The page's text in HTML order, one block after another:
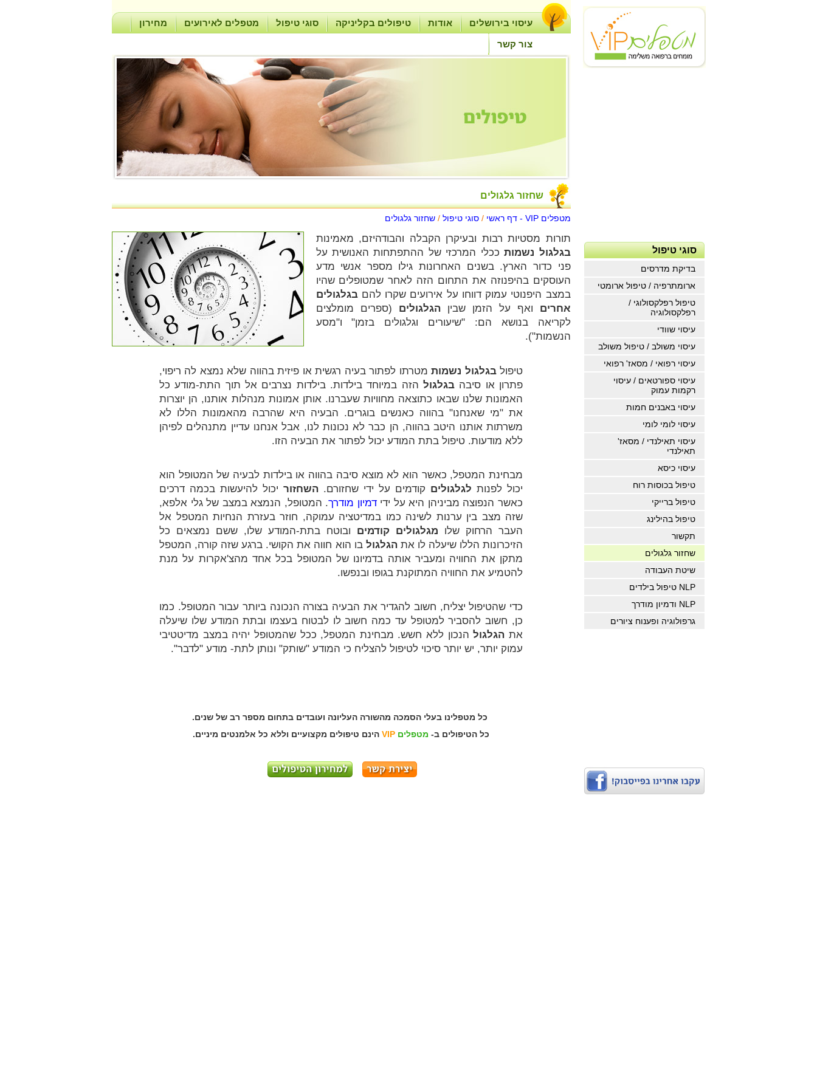
סוגי טיפול
בדיקת מדרסים
ארומתרפיה / טיפול ארומטי
טיפול רפלקסולוגי /
רפלקסולוגיה
עיסוי שוודי
עיסוי משולב / טיפול משולב
עיסוי רפואי / מסאז' רפואי
עיסוי ספורטאים / עיסוי
רקמות עמוק
עיסוי באבנים חמות
עיסוי לומי לומי
עיסוי תאילנדי / מסאז'
תאילנדי
עיסוי כיסא
טיפול בכוסות רוח
טיפול ברייקי
טיפול בהילינג
תקשור
שחזור גלגולים
שיטת העבודה
NLP טיפול בילדים
NLP ודמיון מודרך
גרפולוגיה ופענוח ציורים
עיסוי בירושלים אודות טיפולים בקליניקה סוגי טיפול מטפלים לאירועים מחירון
צור קשר
שחזור גלגולים
מטפלים VIP - דף ראשי /סוגי טיפול /שחזור גלגולים
תורות מסטיות רבות ובעיקרן הקבלה והבודהיזם, מאמינות
בגלגול נשמות ככלי המרכזי של ההתפתחות האנושית על
פני כדור הארץ. בשנים האחרונות גילו מספר אנשי מדע
העוסקים בהיפנוזה את התחום הזה לאחר שמטופלים שהיו
במצב היפנוטי עמוק דווחו על אירועים שקרו להםבגלגולים
אחרים ואף על הזמן שביןהגלגולים (ספרים מומלצים
לקריאה בנושא הם: "שיעורים וגלגולים בזמן" ו"מסע
הנשמות").
טיפולבגלגול נשמות מטרתו לפתור בעיה רגשית או פיזית בהווה שלא נמצא לה ריפוי,
פתרון או סיבה בגלגול הזה במיוחד בילדות. בילדות נצרבים אל תוך התת-מודע כל
האמונות שלנו שבאו כתוצאה מחוויות שעברנו. אותן אמונות מנהלות אותנו, הן יוצרות
את "מי שאנחנו" בהווה כאנשים בוגרים. הבעיה היא שהרבה מהאמונות הללו לא
משרתות אותנו היטב בהווה, הן כבר לא נכונות לנו, אבל אנחנו עדיין מתנהלים לפיהן
ללא מודעות. טיפול בתת המודע יכול לפתור את הבעיה הזו.
מבחינת המטפל, כאשר הוא לא מוצא סיבה בהווה או בילדות לבעיה של המטופל הוא
יכול לפנות לגלגולים קודמים על ידי שחזורם. השחזור יכול להיעשות בכמה דרכים
כאשר הנפוצה מביניהן היא על ידידמיון מודרך. המטופל, הנמצא במצב של גלי אלפא,
שזה מצב בין ערנות לשינה כמו במדיטציה עמוקה, חוזר בעזרת הנחיות המטפל אל
העבר הרחוק שלו מגלגולים קודמים ובוטח בתת-המודע שלו, ששם נמצאים כל
הזיכרונות הללו שיעלה לו אתהגלגול בו הוא חווה את הקושי. ברגע שזה קורה, המטפל
מתקן את החוויה ומעביר אותה בדמיונו של המטופל בכל אחד מהצ'אקרות על מנת
להטמיע את החוויה המתוקנת בגופו ובנפשו.
כדי שהטיפול יצליח, חשוב להגדיר את הבעיה בצורה הנכונה ביותר עבור המטופל. כמו
כן, חשוב להסביר למטופל עד כמה חשוב לו לבטוח בעצמו ובתת המודע שלו שיעלה
את הגלגולהנכון ללא חשש. מבחינת המטפל, ככל שהמטופל יהיה במצב מדיטטיבי
עמוק יותר, יש יותר סיכוי לטיפול להצליח כי המודע "שותק" ונותן לתת- מודע "לדבר".
כל מטפלינו בעלי הסמכה מהשורה העליונה ועובדים בתחום מספר רב של שנים.
כל הטיפולים ב- מטפלים VIP הינם טיפולים מקצועיים וללא כל אלמנטים מיניים.